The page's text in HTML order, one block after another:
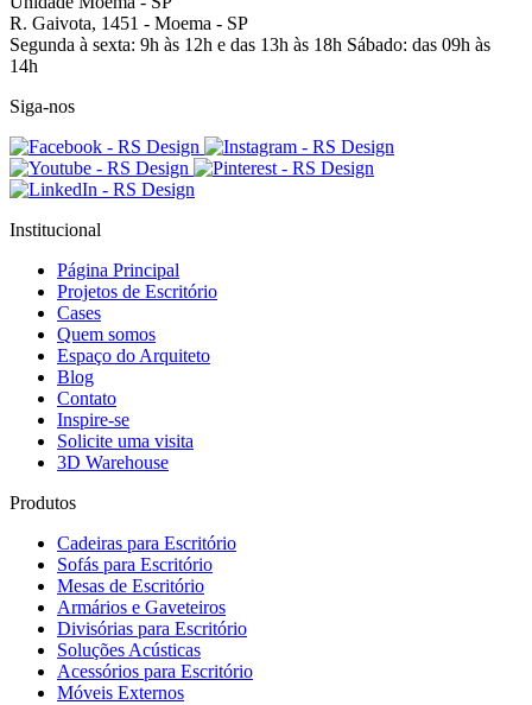
R. Gaivota, 1451 - Moema - SP
Segunda à sexta: 9h às 12h e das 13h às 18h Sábado: das 09h às
14h
Siga-nos
Institucional
Página Principal
Projetos de Escritório
Cases
Quem somos
Espaço do Arquiteto
Blog
Contato
Inspire-se
Solicite uma visita
3D Warehouse
Produtos
Cadeiras para Escritório
Sofás para Escritório
Mesas de Escritório
Armários e Gaveteiros
Divisórias para Escritório
Soluções Acústicas
Acessórios para Escritório
Móveis Externos